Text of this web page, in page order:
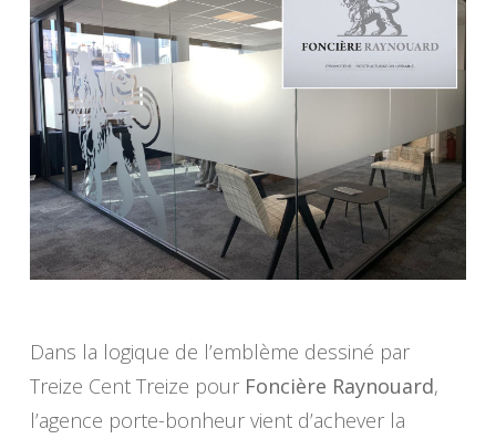
Dans la logique de l’emblème dessiné par
Treize Cent Treize pour Foncière Raynouard,
l’agence porte-bonheur vient d’achever la